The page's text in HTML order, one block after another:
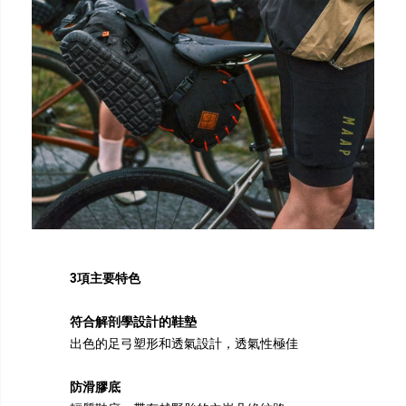
3項主要特色
符合解剖學設計的鞋墊
出色的足弓塑形和透氣設計，透氣性極佳
防滑膠底